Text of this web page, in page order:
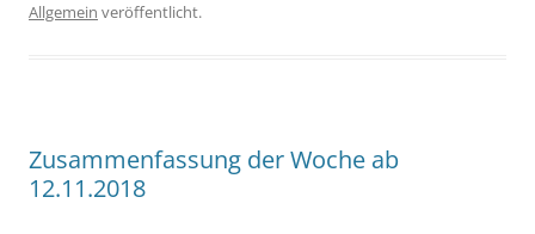
Allgemein veröffentlicht.
Zusammenfassung der Woche ab
12.11.2018